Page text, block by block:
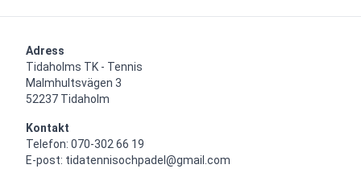
Adress
Tidaholms TK - Tennis
Malmhultsvägen 3
52237 Tidaholm
Kontakt
Telefon: 070-302 66 19
E-post: tidatennisochpadel@gmail.com